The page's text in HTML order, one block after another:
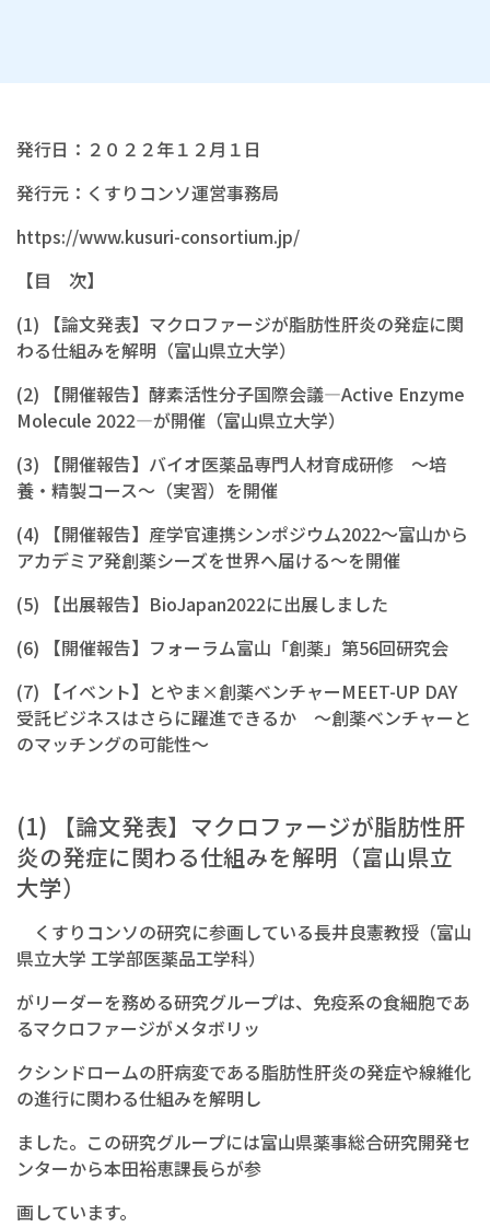
発行日：２０２２年１２月１日
発行元：くすりコンソ運営事務局
https://www.kusuri-consortium.jp/
【目 次】
(1) 【論文発表】マクロファージが脂肪性肝炎の発症に関
わる仕組みを解明（富山県立大学）
(2) 【開催報告】酵素活性分子国際会議―Active Enzyme
Molecule 2022―が開催（富山県立大学）
(3) 【開催報告】バイオ医薬品専門人材育成研修 〜培
養・精製コース〜（実習）を開催
(4) 【開催報告】産学官連携シンポジウム2022～富山から
アカデミア発創薬シーズを世界へ届ける～を開催
(5) 【出展報告】BioJapan2022に出展しました
(6) 【開催報告】フォーラム富山「創薬」第56回研究会
(7) 【イベント】とやま×創薬ベンチャーMEET-UP DAY
受託ビジネスはさらに躍進できるか ～創薬ベンチャーと
のマッチングの可能性～
(1) 【論文発表】マクロファージが脂肪性肝
炎の発症に関わる仕組みを解明（富山県立
大学）
くすりコンソの研究に参画している長井良憲教授（富山
県立大学 工学部医薬品工学科）
がリーダーを務める研究グループは、免疫系の食細胞であ
るマクロファージがメタボリッ
クシンドロームの肝病変である脂肪性肝炎の発症や線維化
の進行に関わる仕組みを解明し
ました。この研究グループには富山県薬事総合研究開発セ
ンターから本田裕恵課長らが参
画しています。